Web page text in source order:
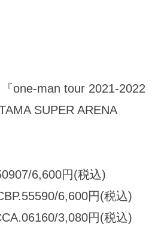
one-man tour 2021-2022
SUPER ARENA
6,600円(税込)
6,600円(税込)
3,080円(税込)